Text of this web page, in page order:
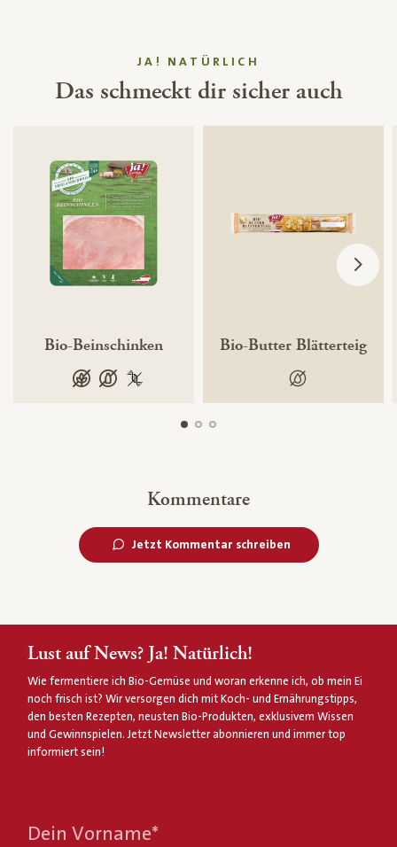
JA! NATÜRLICH
Das schmeckt dir sicher auch
Bio-Beinschinken
glutenfrei
laktosefrei100 % gentechnikfrei
Bio-Butter Blätterteig
100 % palmölfrei
Kommentare
Jetzt Kommentar schreiben
Lust auf News? Ja! Natürlich!
Wie fermentiere ich Bio-Gemüse und woran erkenne ich, ob mein Ei
noch frisch ist? Wir versorgen dich mit Koch- und Ernährungstipps,
den besten Rezepten, neusten Bio-Produkten, exklusivem Wissen
und Gewinnspielen. Jetzt Newsletter abonnieren und immer top
informiert sein!
Dein Vorname*